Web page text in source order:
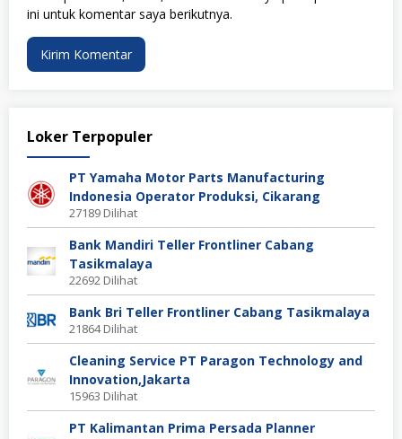
ini untuk komentar saya berikutnya.
Loker Terpopuler
PT Yamaha Motor Parts Manufacturing
Indonesia Operator Produksi, Cikarang
27189 Dilihat
Bank Mandiri Teller Frontliner Cabang
Tasikmalaya
22692 Dilihat
Bank Bri Teller Frontliner Cabang Tasikmalaya
21864 Dilihat
Cleaning Service PT Paragon Technology and
Innovation,Jakarta
15963 Dilihat
PT Kalimantan Prima Persada Planner